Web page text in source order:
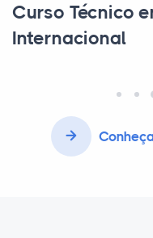
Curso Técnico